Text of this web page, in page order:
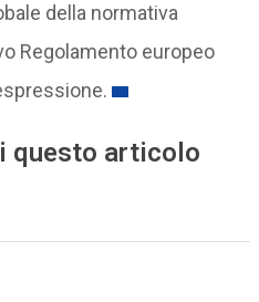
della normativa
Regolamento europeo
questo articolo